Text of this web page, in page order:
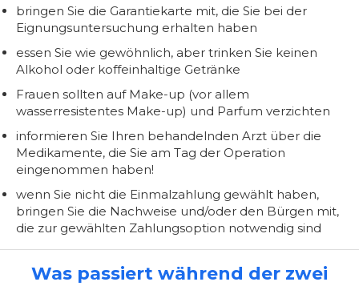
bringen Sie die Garantiekarte mit, die Sie bei der
Eignungsuntersuchung erhalten haben
essen Sie wie gewöhnlich, aber trinken Sie keinen
Alkohol oder koffeinhaltige Getränke
Frauen sollten auf Make-up (vor allem
wasserresistentes Make-up) und Parfum verzichten
informieren Sie Ihren behandelnden Arzt über die
Medikamente, die Sie am Tag der Operation
eingenommen haben!
wenn Sie nicht die Einmalzahlung gewählt haben,
bringen Sie die Nachweise und/oder den Bürgen mit,
die zur gewählten Zahlungsoption notwendig sind
Was passiert während der zwei